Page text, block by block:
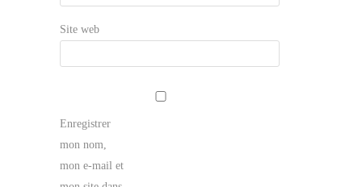
Site web
Enregistrer
mon nom,
mon e-mail et